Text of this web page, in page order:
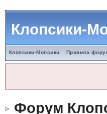
Клопсики-
Клопсики-Мопсики Правила
Форум